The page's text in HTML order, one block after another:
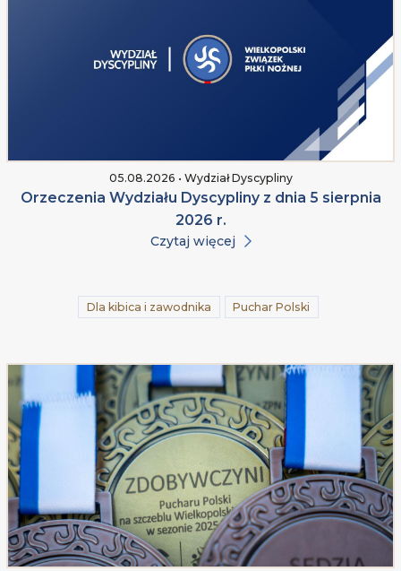
05.08.2026 • Wydział Dyscypliny
Orzeczenia Wydziału Dyscypliny z dnia 5 sierpnia
2026 r.
Czytaj więcej
Dla kibica i zawodnika Puchar Polski